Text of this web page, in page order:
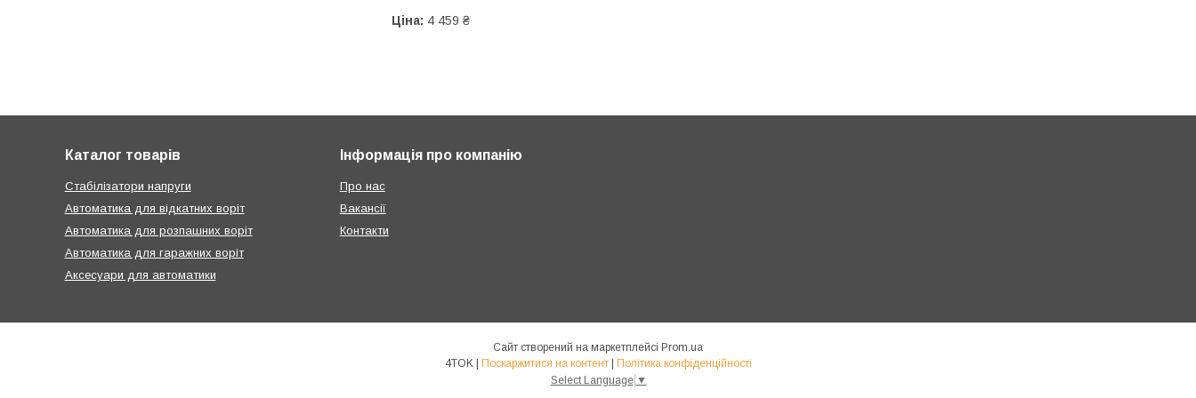
Ціна: 4 459 ₴
Каталог товарів
Стабілізатори напруги
Автоматика для відкатних воріт
Автоматика для розпашних воріт
Автоматика для гаражних воріт
Аксесуари для автоматики
Інформація про компанію
Про нас
Вакансії
Контакти
Сайт створений на маркетплейсі Prom.ua
4TOK | Поскаржитися на контент | Політика конфіденційності
Select Language ▼